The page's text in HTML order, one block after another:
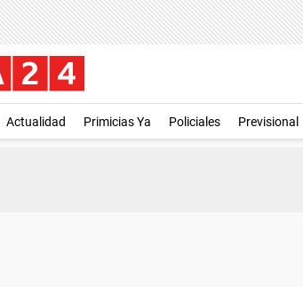
Actualidad Primicias Ya Policiales Previsional